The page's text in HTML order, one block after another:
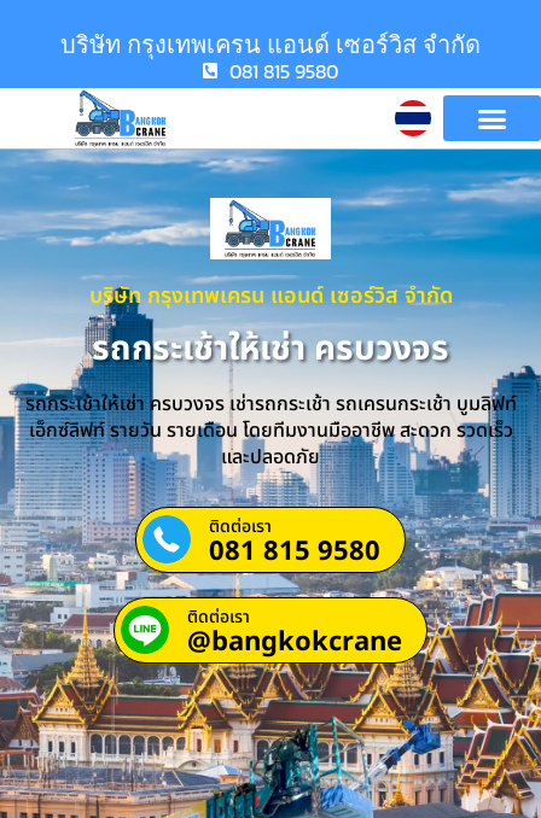
บริษัท กรุงเทพเครน แอนด์ เซอร์วิส จำกัด
081 815 9580
บริษัท กรุงเทพเครน แอนด์ เซอร์วิส จำกัด
รถกระเช้าให้เช่า ครบวงจร
รถกระเช้าให้เช่า ครบวงจร เช่ารถกระเช้า รถเครนกระเช้า บูมลิฟท์
เอ็กซ์ลิฟท์ รายวัน รายเดือน โดยทีมงานมืออาชีพ สะดวก รวดเร็ว
และปลอดภัย
ติดต่อเรา
081 815 9580
ติดต่อเรา
@bangkokcrane